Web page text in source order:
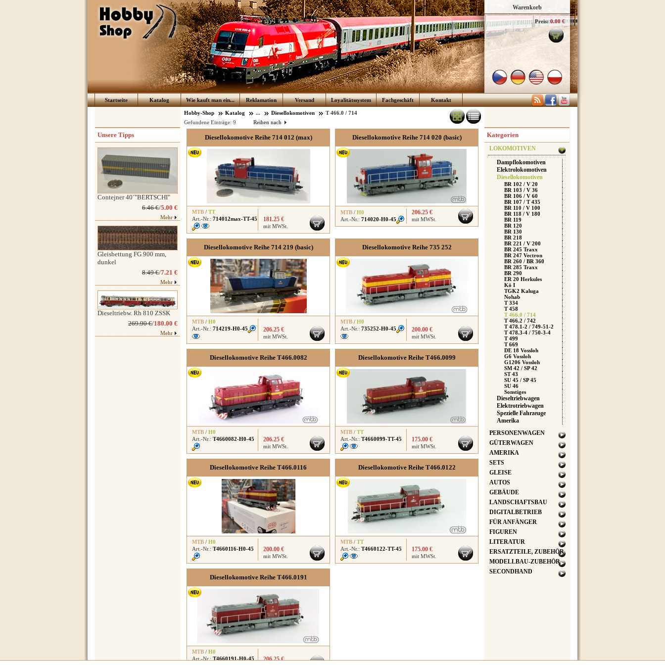
Warenkorb
Preis: 0.00 €
Startseite Katalog Wie kauft man ein... Reklamation Versand Loyalitätssystem Fachgeschäft Kontakt
Hobby-Shop Katalog ... Diesellokomotiven
T 466.0 / 714
Reihen nach
Gefundene Einträge: 9
Diesellokomotive Reihe 714 012 (max)
MTB / TT
Art.-Nr.: 714012max-TT-45 181.25 €
mit MWSt.
Diesellokomotive Reihe 714 020 (basic)
MTB / H0
Art.-Nr.: 714020-H0-45
206.25 €
mit MWSt.
Diesellokomotive Reihe 714 219 (basic)
MTB / H0
Art.-Nr.: 714219-H0-45 206.25 €
mit MWSt.
Diesellokomotive Reihe 735 252
MTB / H0
Art.-Nr.: 735252-H0-45 200.00 €
mit MWSt.
Diesellokomotive Reihe T466.0082
MTB / H0
Art.-Nr.: T4660082-H0-45 206.25 €
mit MWSt.
Diesellokomotive Reihe T466.0099
MTB / TT
Art.-Nr.: T4660099-TT-45 175.00 €
mit MWSt.
Diesellokomotive Reihe T466.0116
MTB / H0
Art.-Nr.: T4660116-H0-45 200.00 €
mit MWSt.
Diesellokomotive Reihe T466.0122
MTB / TT
Art.-Nr.: T4660122-TT-45 175.00 €
mit MWSt.
Diesellokomotive Reihe T466.0191
MTB / H0
Art.-Nr.: T4660191-H0-45 206.25 €
Unsere Tipps
Contejner 40´"BERTSCHI"
6.46 €/5.00 €
Mehr
Gleisbettung FG 900 mm,
dunkel
8.49 €/7.21 €
Mehr
Dieseltriebw. Rh 810 ZSSK
269.90 €/180.00 €
Mehr
Kategorien
LOKOMOTIVEN
Dampflokomotiven
Elektrolokomotiven
Diesellokomotiven
BR 102 / V 20
BR 103 / V 36
BR 106 / V 60
BR 107 / T 435
BR 110 / V 100
BR 118 / V 180
BR 119
BR 120
BR 130
BR 218
BR 221 / V 200
BR 245 Traxx
BR 247 Vectron
BR 260 / BR 360
BR 285 Traxx
BR 290
ER 20 Herkules
Kö I
TGK2 Kaluga
Nohab
T 334
T 458
T 466.0 / 714
T 466.2 / 742
T 478.1-2 / 749-51-2
T 478.3-4 / 750-3-4
T 499
T 669
DE 18 Vossloh
G6 Vossloh
G1206 Vossloh
SM 42 / SP 42
ST 43
SU 45 / SP 45
SU 46
Sonstiges
Dieseltriebwagen
Elektrotriebwagen
Spezielle Fahrzeuge
Amerika
PERSONENWAGEN
GÜTERWAGEN
AMERIKA
SETS
GLEISE
AUTOS
GEBÄUDE
LANDSCHAFTSBAU
DIGITALBETRIEB
FÜR ANFÄNGER
FIGUREN
LITERATUR
ERSATZTEILE, ZUBEHÖR
MODELLBAU-ZUBEHÖR
SECONDHAND